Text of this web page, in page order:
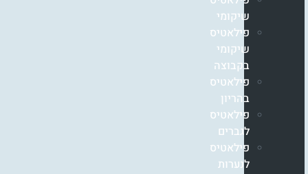
שיקומי
פילאטיס
שיקומי
בקבוצה
פילאטיס
בהריון
פילאטיס
לגברים
פילאטיס
לנערות